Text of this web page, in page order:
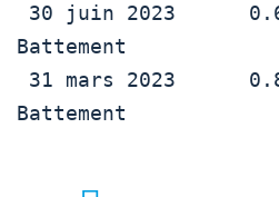
Battement
Battement